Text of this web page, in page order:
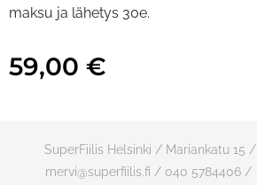
maksu ja lähetys 30e.
59,00 €
SuperFiilis Helsinki / Mariankatu 15
mervi@superfiilis.fi / 040 5784406 /